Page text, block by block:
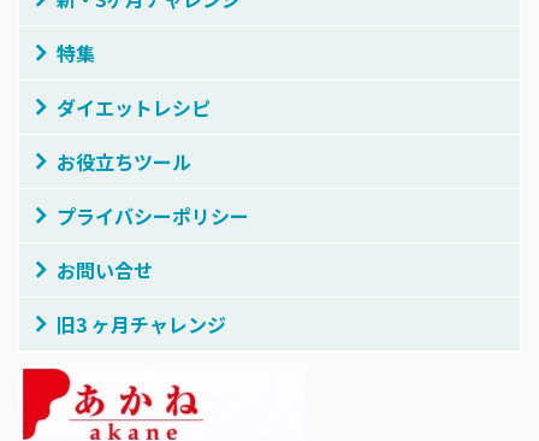
特集
ダイエットレシピ
お役立ちツール
プライバシーポリシー
お問い合せ
旧3 ヶ月チャレンジ